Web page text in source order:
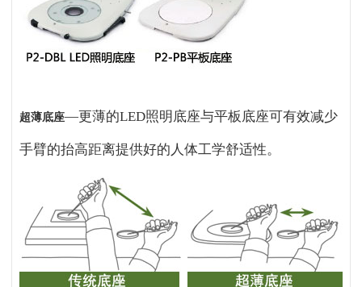
超薄底座—更薄的LED照明底座与平板底座可有效减少
手臂的抬高距离提供好的人体工学舒适性。